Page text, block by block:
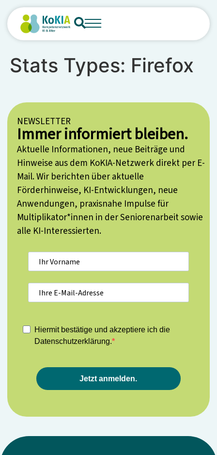
content
Stats Types: Firefox
NEWSLETTER
Immer informiert bleiben.
Aktuelle Informationen, neue Beiträge und
Hinweise aus dem KoKIA-Netzwerk direkt per E-
Mail. Wir berichten über aktuelle
Förderhinweise, KI-Entwicklungen, neue
Anwendungen, praxisnahe Impulse für
Multiplikator*innen in der Seniorenarbeit sowie
alle KI-Interessierten.
Hiermit bestätige und akzeptiere ich die
Datenschutzerklärung.
Jetzt anmelden.